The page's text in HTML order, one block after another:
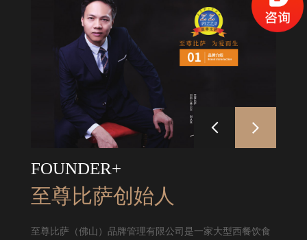
FOUNDER+
至尊比萨创始人
至尊比萨（佛山）品牌管理有限公司是一家大型西餐饮食